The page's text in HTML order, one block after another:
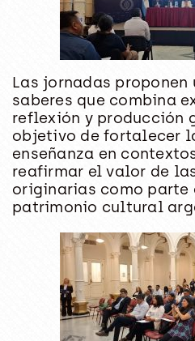
Las jornadas
saberes que combina
reflexión y producción
objetivo de fortalecer
enseñanza en
reafirmar el valor de
originarias como parte
patrimonio cultural